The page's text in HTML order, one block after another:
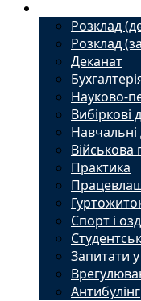
Розклад
Розклад
Деканат
Науково-
Вибіркові
Навчальні
Військова
Практика
Спорт і
Запитати
Антибулінг